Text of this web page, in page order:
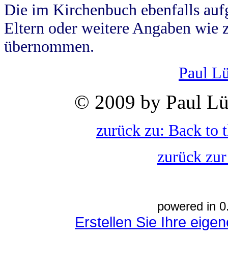
Die im Kirchenbuch ebenfalls
Eltern oder weitere Angaben wie
übernommen.
Paul
© 2009 by Paul
zurück zu: Back to
zurück
powered in
Erstellen Sie Ihre